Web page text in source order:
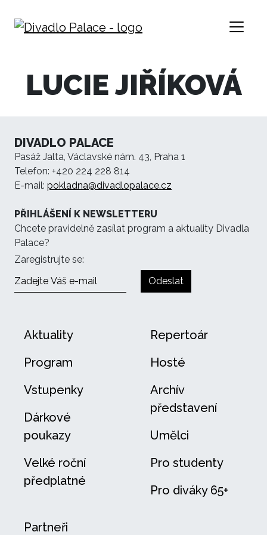
LUCIE JIŘÍKOVÁ
DIVADLO PALACE
Pasáž Jalta, Václavské nám. 43, Praha 1
Telefon: +420 224 228 814
E-mail: pokladna@divadlopalace.cz
PŘIHLÁŠENÍ K NEWSLETTERU
Chcete pravidelně zasílat program a aktuality Divadla
Palace?
Zaregistrujte se:
Odeslat
Aktuality
Program
Vstupenky
Dárkové
poukazy
Velké roční
předplatné
Repertoár
Hosté
Archív
představení
Umělci
Pro studenty
Pro diváky 65+
Partneři